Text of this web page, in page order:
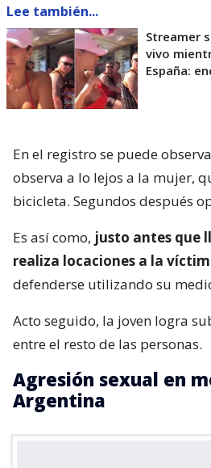
Lee también...
Streamer
vivo
España:
En el registro se puede
observa a lo lejos a la mujer,
bicicleta. Segundos después
Es así como, justo antes que
realiza locaciones a la
defenderse utilizando su
Acto seguido, la joven logra
entre el resto de las personas.
Agresión sexual en
Argentina